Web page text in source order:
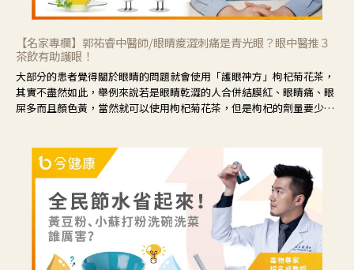
【名家專欄】郭祐睿中醫師/眼睛痠澀刺痛是青光眼？眼中醫推３
茶飲有助護眼！
大部分的患者覺得關於眼睛的問題就會使用「護眼神方」枸杞菊花茶，
其實不盡然如此，舉例來說若是眼睛乾澀的人合併結膜紅、眼睛痛、眼
屎多而且顏色黃，當然就可以使用枸杞菊花茶，但是枸杞的劑量要少，
候就要使用菊花、金銀花來治療；假如單純的眼睛乾澀，結膜沒有紅，
眼睛周圍沒有眼屎，這種情況是屬於「陰虛」，就可以使用枸杞、蓮
藕、麥門冬、山藥等比較滋潤的藥材，效果就更顯著。